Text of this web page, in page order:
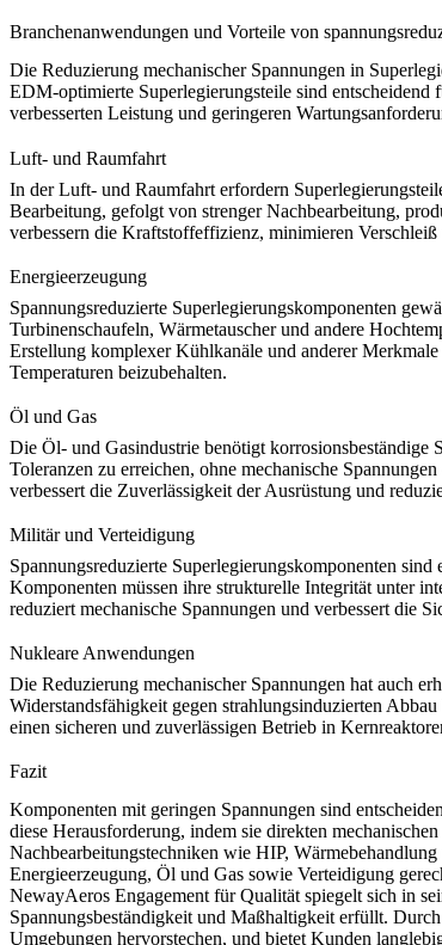
Branchenanwendungen und Vorteile von
Die Reduzierung mechanischer Spannungen in
EDM-optimierte Superlegierungsteile sind entscheidend
verbesserten Leistung und geringeren
Luft- und Raumfahrt
In derLuft- und Raumfahrt erfordern
Bearbeitung, gefolgt von strenger Nachbearbeitung,
verbessern die Kraftstoffeffizienz, minimieren
Energieerzeugung
Spannungsreduzierte Superlegierungskomponenten
Turbinenschaufeln, Wärmetauscher und andere
Erstellung komplexer Kühlkanäle und anderer
Temperaturen beizubehalten.
Öl und Gas
Die Öl- und Gasindustrie benötigt korrosionsbeständige
Toleranzen zu erreichen, ohne mechanische
verbessert die Zuverlässigkeit der Ausrüstung und
Militär und Verteidigung
Spannungsreduzierte Superlegierungskomponenten
Komponenten müssen ihre strukturelle Integrität unter
reduziert mechanische Spannungen und verbessert die
Nukleare Anwendungen
Die Reduzierung mechanischer Spannungen hat auch
Widerstandsfähigkeit gegen strahlungsinduzierten
einen sicheren und zuverlässigen Betrieb in
Fazit
Komponenten mit geringen Spannungen sind
diese Herausforderung, indem sie direkten
Nachbearbeitungstechniken wie HIP,
Energieerzeugung, Öl und Gas sowie Verteidigung
NewayAeros Engagement für Qualitätspiegelt sich in
Spannungsbeständigkeit und Maßhaltigkeit erfüllt.
Umgebungen hervorstechen, und bietet Kunden